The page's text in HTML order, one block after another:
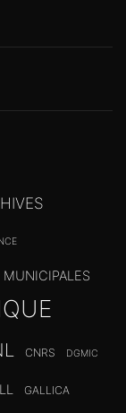
CNRS DGMIC
GALLICA